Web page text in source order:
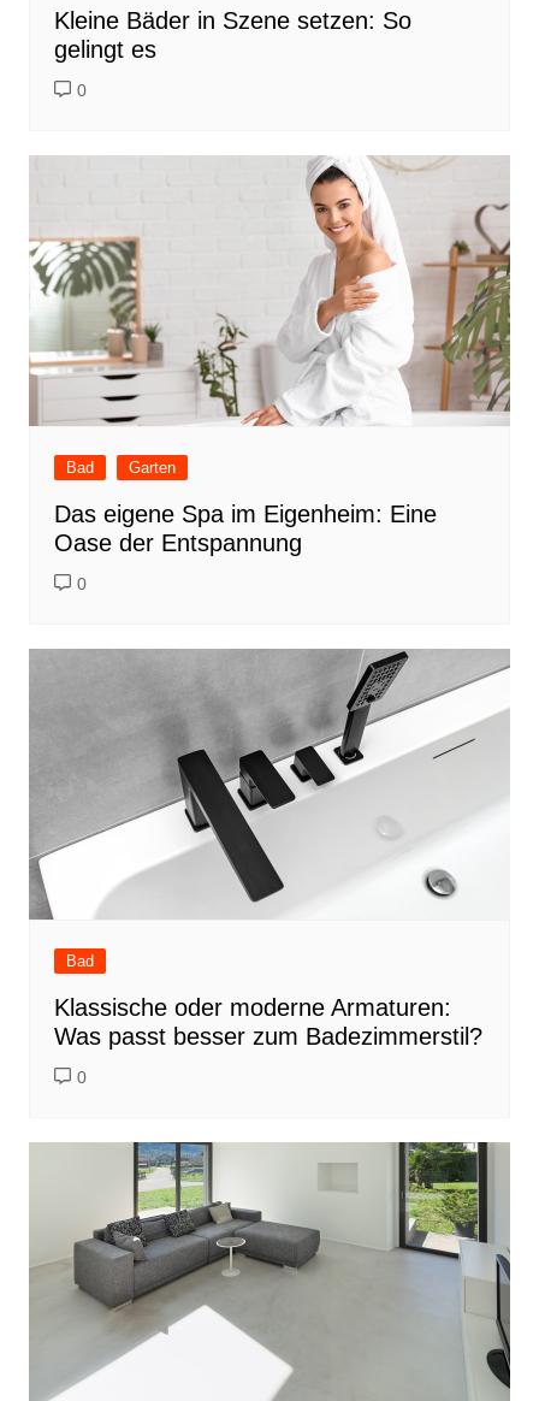
Kleine Bäder in Szene setzen: So
gelingt es
0
Bad Garten
Das eigene Spa im Eigenheim: Eine
Oase der Entspannung
0
Bad
Klassische oder moderne Armaturen:
Was passt besser zum Badezimmerstil?
0